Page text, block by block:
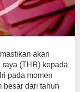
akan
(THR) kepada
pada momen
besar dari tahun